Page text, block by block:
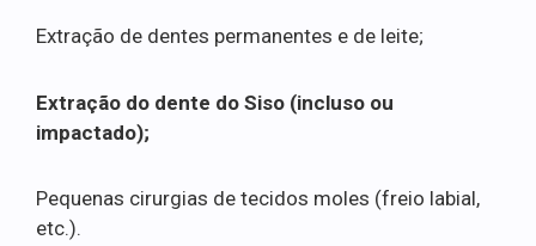
Extração de dentes permanentes e de leite;
Extração do dente do Siso (incluso ou
impactado);
Pequenas cirurgias de tecidos moles (freio labial,
etc.).